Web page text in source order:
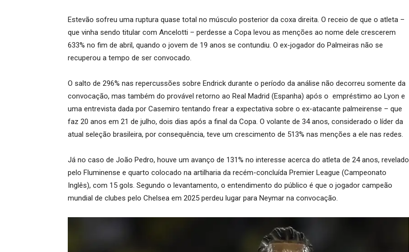
Estevão sofreu uma ruptura quase total no músculo posterior da coxa direita. O receio de que o atleta –
que vinha sendo titular com Ancelotti – perdesse a Copa levou as menções ao nome dele crescerem
633% no fim de abril, quando o jovem de 19 anos se contundiu. O ex-jogador do Palmeiras não se
recuperou a tempo de ser convocado.
O salto de 296% nas repercussões sobre Endrick durante o período da análise não decorreu somente da
convocação, mas também do provável retorno ao Real Madrid (Espanha) após o empréstimo ao Lyon e
uma entrevista dada por Casemiro tentando frear a expectativa sobre o ex-atacante palmeirense – que
faz 20 anos em 21 de julho, dois dias após a final da Copa. O volante de 34 anos, considerado o líder da
atual seleção brasileira, por consequência, teve um crescimento de 513% nas menções a ele nas redes.
Já no caso de João Pedro, houve um avanço de 131% no interesse acerca do atleta de 24 anos, revelado
pelo Fluminense e quarto colocado na artilharia da recém-concluída Premier League (Campeonato
Inglês), com 15 gols. Segundo o levantamento, o entendimento do público é que o jogador campeão
mundial de clubes pelo Chelsea em 2025 perdeu lugar para Neymar na convocação.